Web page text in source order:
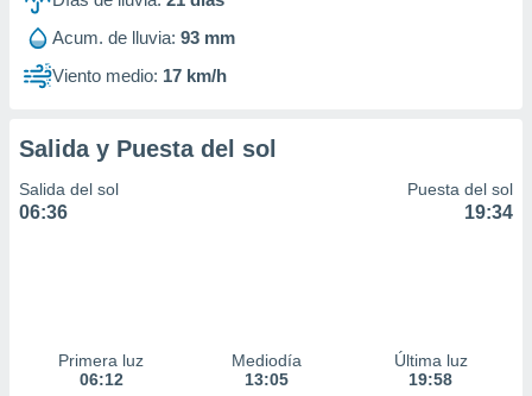
1199
Acum. de lluvia: 93 mm
Viento medio: 17 km/h
Salida y Puesta del sol
Salida del sol
06:36
Puesta del sol
19:34
Primera luz
06:12
Mediodía
13:05
Última luz
19:58